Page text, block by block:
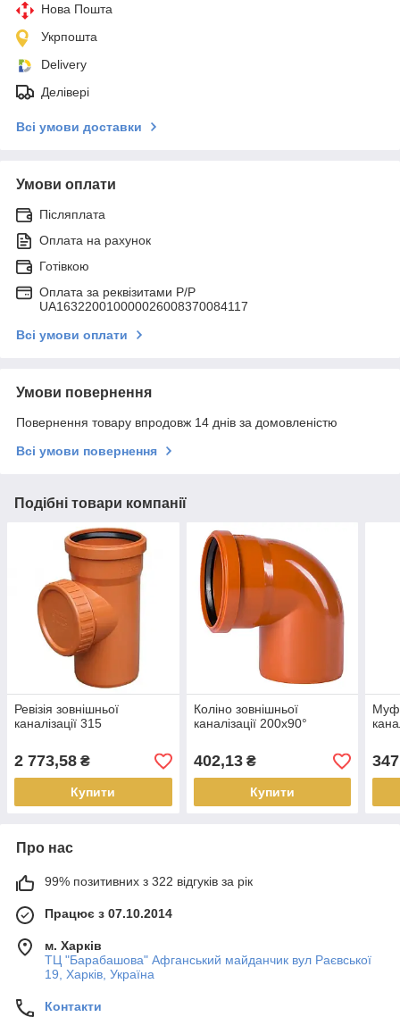
Нова Пошта
Укрпошта
Delivery
Делівері
Всі умови доставки
Умови оплати
Післяплата
Оплата на рахунок
Готівкою
Оплата за реквізитами P/Р
UA163220010000026008370084117
Всі умови оплати
Умови повернення
Повернення товару впродовж 14 днів за домовленістю
Всі умови повернення
Подібні товари компанії
Ревізія зовнішньої
каналізації 315
2 773,58 ₴
Купити
Коліно зовнішньої
каналізації 200х90°
402,13₴
Купити
Про нас
99% позитивних з 322 відгуків за рік
Працює з 07.10.2014
м. Харків
ТЦ "Барабашова" Афганський майданчик вул Раєвської
19, Харків, Україна
Контакти